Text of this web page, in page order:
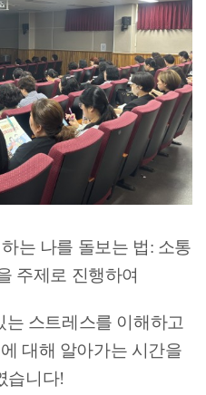
는 나를 돌보는 법: 소통
주제로 진행하여
스트레스를 이해하고
대해 알아가는 시간을
습니다!